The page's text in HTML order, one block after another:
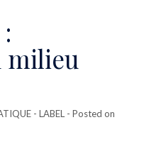
milieu
- LABEL - Posted on